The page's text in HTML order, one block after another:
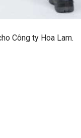
Công ty Hoa Lam.